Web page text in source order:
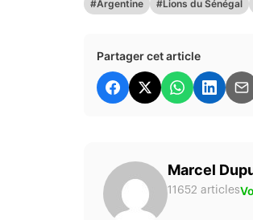
#Argentine #Lions du Sénégal
Partager cet article
Marcel
11652 articles